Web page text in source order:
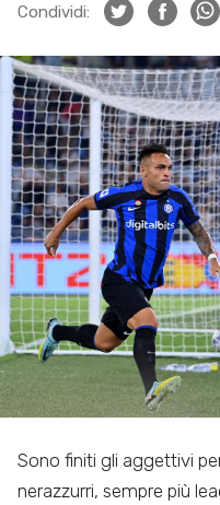
Condividi:
Sono finiti gli aggettivi
nerazzurri, sempre più